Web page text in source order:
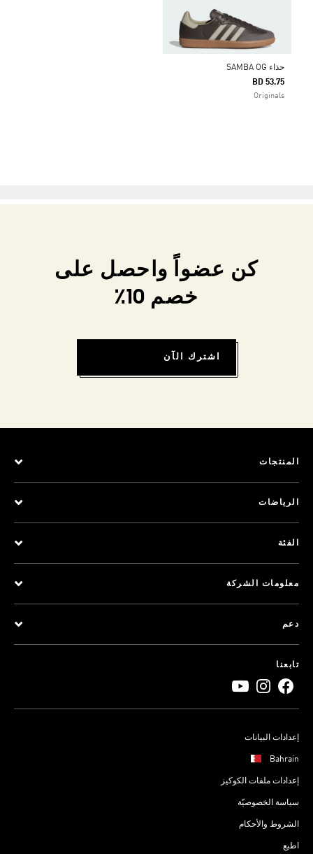
حذاء SAMBA OG
BD 53.75
Originals
كن عضواً واحصل على
خصم 10٪
اشترك الآن
المنتجات
الرياضات
الفئة
معلومات الشركة
دعم
تابعنا
إعدادات البيانات
Bahrain
إعدادات ملفات الكوكيز
سياسة الخصوصيّة
الشروط والأحكام
اطبع